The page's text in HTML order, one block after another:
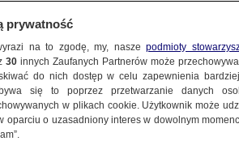
prywatność
na to zgodę, my, naszepodmioty
30 innych Zaufanych Partnerów może
do nich dostęp w celu zapewnienia
się to poprzez przetwarzanie danych
w plikach cookie. Użytkownik może
oparciu o uzasadniony interes w dowolnym